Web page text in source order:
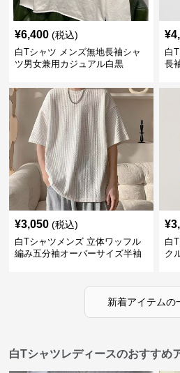
¥6,400 (税込)
白Tシャツ メンズ無地長袖シャ
ツ男女兼用カジュアル白黒
¥
白
長
¥3,050 (税込)
白Tシャツメンズ 立体ワッフル
編み五分袖オーバーサイズ半袖
¥
白
ク
新着アイテムの
白Tシャツレディースのおすすめ